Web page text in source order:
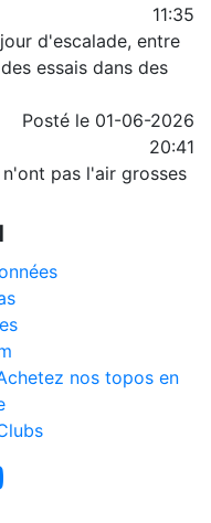
11:35
d'escalade, entre
essais dans des
Posté le 01-06-2026
20:41
pas l'air grosses
nos topos en